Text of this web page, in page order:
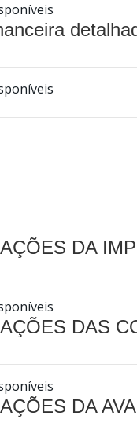
DA
DAS
DA